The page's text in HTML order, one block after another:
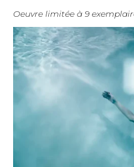
Oeuvre limitée à 9